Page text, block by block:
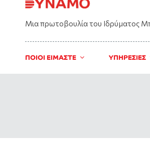
Μια πρωτοβουλία του Ιδρύματος
ΠΟΙΟΙ ΕΙΜΑΣΤΕ ΥΠΗΡΕΣΙΕΣ